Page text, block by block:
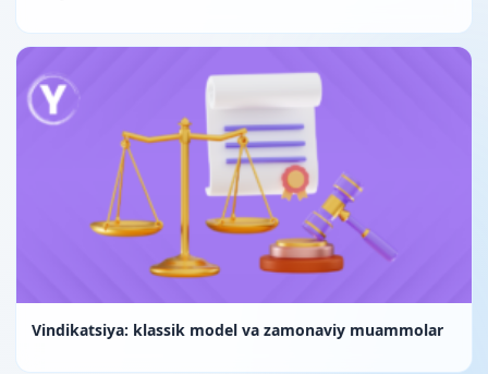
Vindikatsiya: klassik model va zamonaviy muammolar